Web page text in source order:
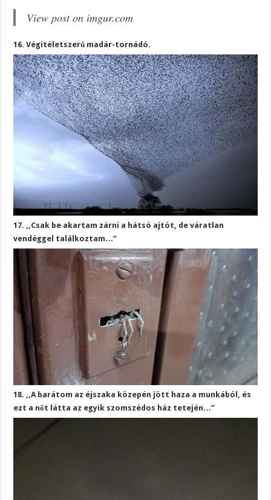
View post on imgur.com
16. Végítéletszerű madár-tornádó.
17. ,,Csak be akartam zárni a hátsó ajtót, de váratlan
vendéggel találkoztam…”
18. ,,A barátom az éjszaka közepén jött haza a munkából, és
ezt a nőt látta az egyik szomszédos ház tetején…”